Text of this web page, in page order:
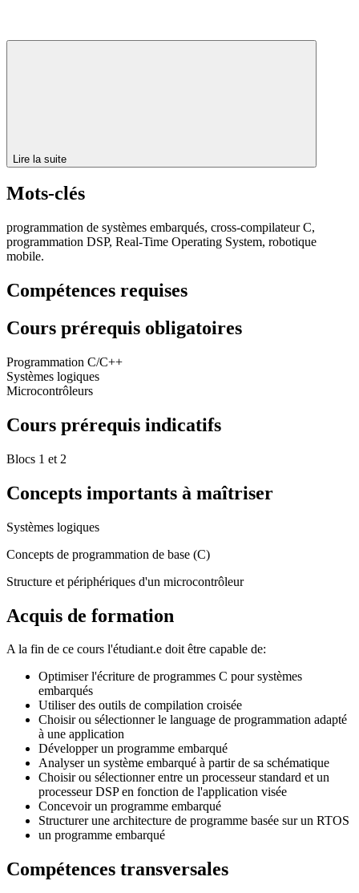
Lire la suite
Mots-clés
programmation de systèmes embarqués, cross-compilateur C,
programmation DSP, Real-Time Operating System, robotique
mobile.
Compétences requises
Cours prérequis obligatoires
Programmation C/C++
Systèmes logiques
Microcontrôleurs
Cours prérequis indicatifs
Blocs 1 et 2
Concepts importants à maîtriser
Systèmes logiques
Concepts de programmation de base (C)
Structure et périphériques d'un microcontrôleur
Acquis de formation
A la fin de ce cours l'étudiant.e doit être capable de:
Optimiser l'écriture de programmes C pour systèmes
embarqués
Utiliser des outils de compilation croisée
Choisir ou sélectionner le language de programmation adapté
à une application
Développer un programme embarqué
Analyser un système embarqué à partir de sa schématique
Choisir ou sélectionner entre un processeur standard et un
processeur DSP en fonction de l'application visée
Concevoir un programme embarqué
Structurer une architecture de programme basée sur un RTOS
un programme embarqué
Compétences transversales